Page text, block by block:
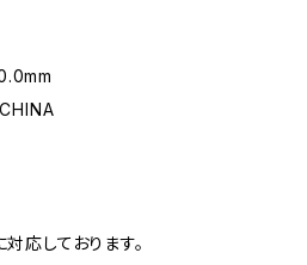
応しております。